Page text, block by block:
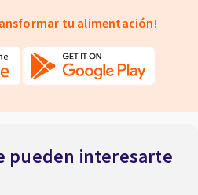
tu alimentación!
pueden interesarte